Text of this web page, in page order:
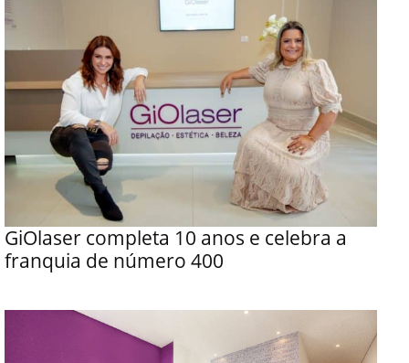
GiOlaser completa 10 anos e celebra a
franquia de número 400